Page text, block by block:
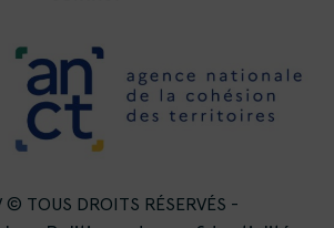
© TOUS DROITS RÉSERVÉS -